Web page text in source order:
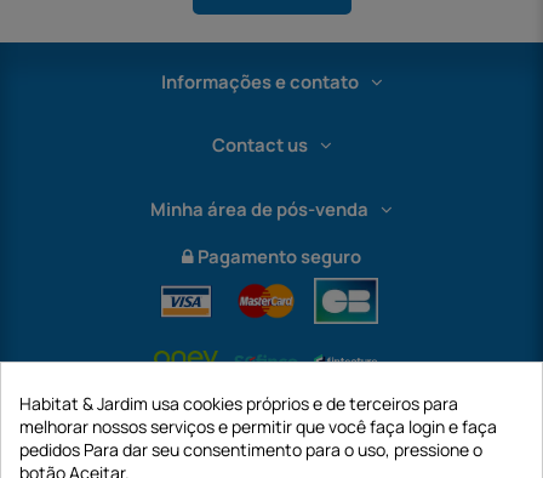
Informações e contato
Contact us
Minha área de pós-venda
Pagamento seguro
Habitat & Jardim usa cookies próprios e de terceiros para
melhorar nossos serviços e permitir que você faça login e faça
pedidos Para dar seu consentimento para o uso, pressione o
botão Aceitar.